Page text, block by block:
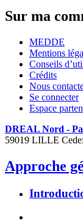
Sur ma
MEDDE
Mentions
Conseils
Crédits
Nous
Se connecter
Espace
DREAL Nord -
59019 LILLE
Approche